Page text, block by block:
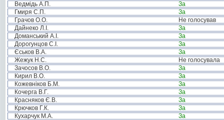
Ведмідь А.П.
За
Гмиря С.П.
За
Грачов О.О.
Не голосував
Дайнеко Л.І.
За
Доманський А.І.
За
Дорогунцов С.І.
За
Єськов В.А.
За
Жежук Н.С.
Не голосувала
Зачосов В.О.
За
Кирил В.О.
За
Кожевніков Б.М.
За
Кочерга В.Г.
За
Красняков Є.В.
За
Крючков Г.К.
За
Кухарчук М.А.
За